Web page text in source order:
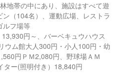
地帯の中にあり、施設はすべて遊
（104名）、運動広場、レストラ
ルフ場等
13,930円～、バーベキュウハウス
ウム館大人300円・小人100円・幼
円ＰＭ2,080円、野球場ＡＭ
ター(照明付き）18,840円